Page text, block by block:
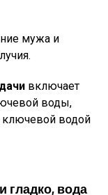
мужа и
включает
воды,
водой
гладко, вода